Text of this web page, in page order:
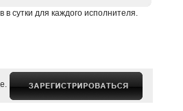
сутки для каждого исполнителя.